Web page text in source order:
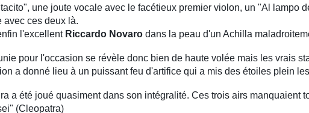
une joute vocale avec le facétieux premier violon, un "Al lampo
avec ces deux là.
l'excellent Riccardo Novarodans la peau d'un Achilla
pour l'occasion se révèle donc bien de haute volée mais les vrais
a donné lieu à un puissant feu d'artifice qui a mis des étoiles plein
a été joué quasiment dans son intégralité. Ces trois airs manquaient
(Cleopatra)